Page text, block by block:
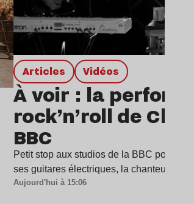
Articles Vidéos
À voir : la
rock’n’roll de
BBC
Petit stop aux studios de la BBC pour
ses guitares électriques, la chanteuse a
Aujourd'hui à 15:06